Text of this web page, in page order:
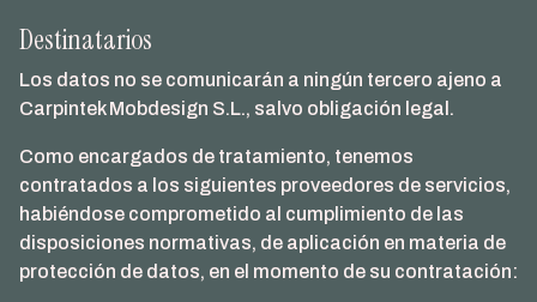
Destinatarios
Los datos no se comunicarán a ningún tercero ajeno a
Carpintek Mobdesign S.L., salvo obligación legal.
Como encargados de tratamiento, tenemos
contratados a los siguientes proveedores de servicios,
habiéndose comprometido al cumplimiento de las
disposiciones normativas, de aplicación en materia de
protección de datos, en el momento de su contratación: